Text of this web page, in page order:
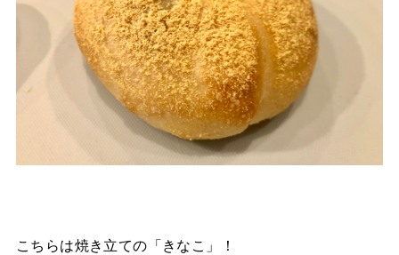
こちらは焼き立ての「きなこ」！